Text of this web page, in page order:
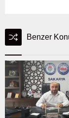
Benzer